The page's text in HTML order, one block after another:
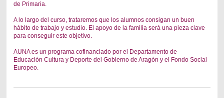
de Primaria.
A lo largo del curso, trataremos que los alumnos consigan un buen
hábito de trabajo y estudio. El apoyo de la familia será una pieza clave
para conseguir este objetivo.
AUNA es un programa cofinanciado por el Departamento de
Educación Cultura y Deporte del Gobierno de Aragón y el Fondo Social
Europeo.